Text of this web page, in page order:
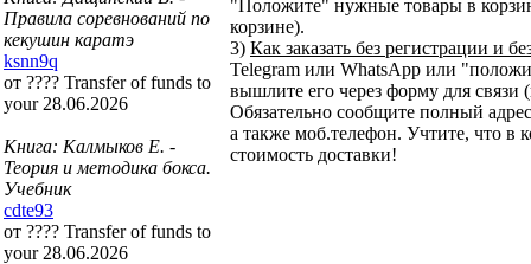
Правила соревнований по
кекушин каратэ
ksnn9q
от ???? Transfer of funds to
your 28.06.2026
Книга: Калмыков Е. -
Теория и методика бокса.
Учебник
cdte93
от ???? Transfer of funds to
your 28.06.2026
"Положите" нужные товары в
корзине).
3) Как заказать без регистрации и
Telegram или WhatsApp или
вышлите его через форму для связи
Обязательно сообщите полный
а также моб.телефон. Учтите, что в
стоимость доставки!